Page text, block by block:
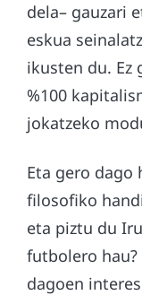
dela– gauzari
eskua
ikusten du. Ez
%100
jokatzeko
Eta gero dago
filosofiko
eta piztu du
futbolero
dagoen